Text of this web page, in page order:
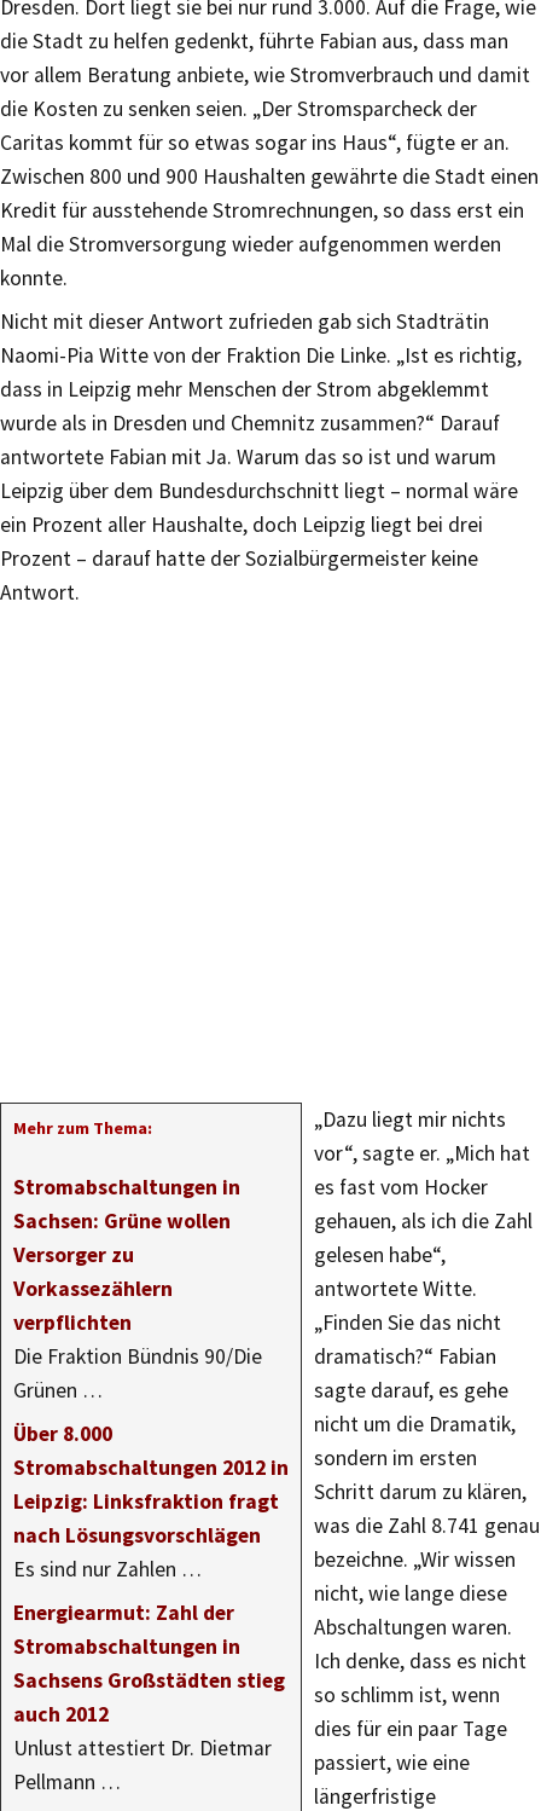
Dresden. Dort liegt sie bei nur rund 3.000. Auf die Frage, wie
die Stadt zu helfen gedenkt, führte Fabian aus, dass man
vor allem Beratung anbiete, wie Stromverbrauch und damit
die Kosten zu senken seien. „Der Stromsparcheck der
Caritas kommt für so etwas sogar ins Haus“, fügte er an.
Zwischen 800 und 900 Haushalten gewährte die Stadt einen
Kredit für ausstehende Stromrechnungen, so dass erst ein
Mal die Stromversorgung wieder aufgenommen werden
konnte.
Nicht mit dieser Antwort zufrieden gab sich Stadträtin
Naomi-Pia Witte von der Fraktion Die Linke. „Ist es richtig,
dass in Leipzig mehr Menschen der Strom abgeklemmt
wurde als in Dresden und Chemnitz zusammen?“ Darauf
antwortete Fabian mit Ja. Warum das so ist und warum
Leipzig über dem Bundesdurchschnitt liegt – normal wäre
ein Prozent aller Haushalte, doch Leipzig liegt bei drei
Prozent – darauf hatte der Sozialbürgermeister keine
Antwort.
Mehr zum Thema:
Stromabschaltungen in
Sachsen: Grüne wollen
Versorger zu
Vorkassezählern
verpflichten
Die Fraktion Bündnis 90/Die
Grünen …
Über 8.000
Stromabschaltungen 2012 in
Leipzig: Linksfraktion fragt
nach Lösungsvorschlägen
Es sind nur Zahlen …
Energiearmut: Zahl der
Stromabschaltungen in
Sachsens Großstädten stieg
auch 2012
Unlust attestiert Dr. Dietmar
Pellmann …
„Dazu liegt mir nichts
vor“, sagte er. „Mich hat
es fast vom Hocker
gehauen, als ich die Zahl
gelesen habe“,
antwortete Witte.
„Finden Sie das nicht
dramatisch?“ Fabian
sagte darauf, es gehe
nicht um die Dramatik,
sondern im ersten
Schritt darum zu klären,
was die Zahl 8.741 genau
bezeichne. „Wir wissen
nicht, wie lange diese
Abschaltungen waren.
Ich denke, dass es nicht
so schlimm ist, wenn
dies für ein paar Tage
passiert, wie eine
längerfristige